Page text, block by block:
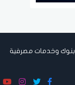
بنوك وخدمات مصرفية